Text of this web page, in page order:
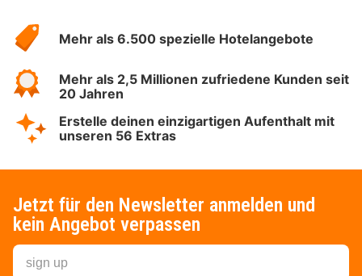
Hotelspecials
Mehr als 6.500 spezielle Hotelangebote
Mehr als 2,5 Millionen zufriedene Kunden seit
20 Jahren
Erstelle deinen einzigartigen Aufenthalt mit
unseren 56 Extras
Jetzt für den Newsletter anmelden und
kein Angebot verpassen